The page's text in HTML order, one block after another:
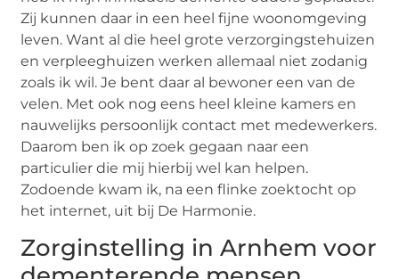
Zij kunnen daar in een heel fijne woonomgeving
leven. Want al die heel grote verzorgingstehuizen
en verpleeghuizen werken allemaal niet zodanig
zoals ik wil. Je bent daar al bewoner een van de
velen. Met ook nog eens heel kleine kamers en
nauwelijks persoonlijk contact met medewerkers.
Daarom ben ik op zoek gegaan naar een
particulier die mij hierbij wel kan helpen.
Zodoende kwam ik, na een flinke zoektocht op
het internet, uit bij De Harmonie.
Zorginstelling in Arnhem voor